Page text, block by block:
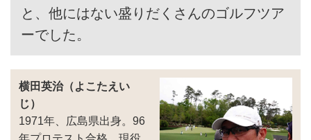
と、他にはない盛りだくさんのゴルフツア
ーでした。
横田英治（よこたえい
じ）
1971年、広島県出身。96